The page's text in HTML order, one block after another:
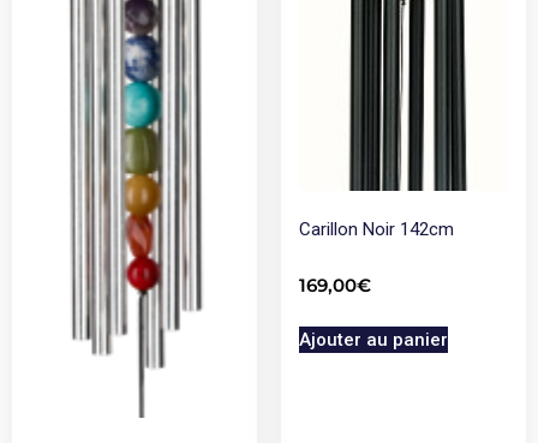
Carillon Noir 142cm
169,00€
Ajouter au panier